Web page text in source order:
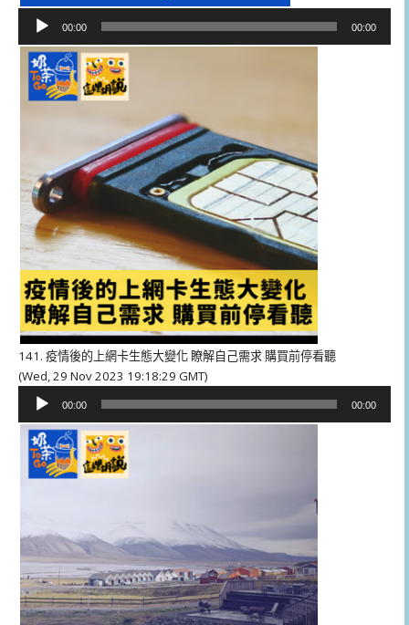
播
器
00:00 00:00
141. 疫情後的上網卡生態大變化 瞭解自己需求 購買前停看聽
(Wed, 29 Nov 2023 19:18:29 GMT)
播
器
00:00 00:00